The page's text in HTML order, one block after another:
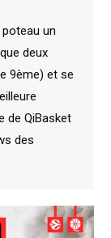
un
deux
9ème) et se
de QiBasket
des